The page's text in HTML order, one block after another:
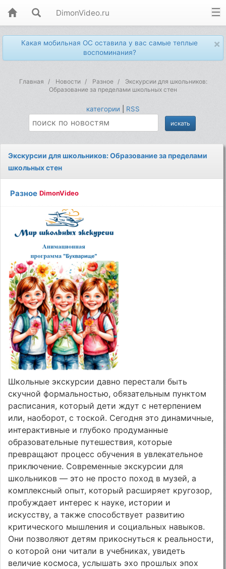
DimonVideo.ru
×
Какая мобильная ОС оставила у вас самые теплые
воспоминания?
Главная Новости Разное
Экскурсии для школьников:
Образование за пределами школьных стен
категории RSS
Экскурсии для школьников: Образование за пределами
школьных стен
Разное DimonVideo
Школьные экскурсии давно перестали быть
скучной формальностью, обязательным пунктом
расписания, который дети ждут с нетерпением
или, наоборот, с тоской. Сегодня это динамичные,
интерактивные и глубоко продуманные
образовательные путешествия, которые
превращают процесс обучения в увлекательное
приключение. Современные экскурсии для
школьников — это не просто поход в музей, а
комплексный опыт, который расширяет кругозор,
пробуждает интерес к науке, истории и
искусству, а также способствует развитию
критического мышления и социальных навыков.
Они позволяют детям прикоснуться к реальности,
о которой они читали в учебниках, увидеть
величие космоса, услышать эхо прошлых эпох